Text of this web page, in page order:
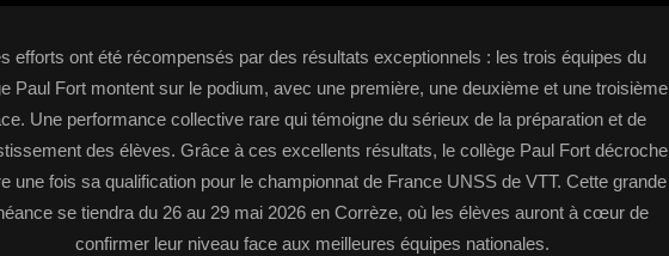
efforts ont été récompensés par des résultats exceptionnels : les trois équipes du
Paul Fort montent sur le podium, avec une première, une deuxième et une troisième
Une performance collective rare qui témoigne du sérieux de la préparation et de
des élèves. Grâce à ces excellents résultats, le collège Paul Fort décroche
une fois sa qualification pour le championnat de France UNSS de VTT. Cette grande
se tiendra du 26 au 29 mai 2026 en Corrèze, où les élèves auront à cœur de
confirmer leur niveau face aux meilleures équipes nationales.